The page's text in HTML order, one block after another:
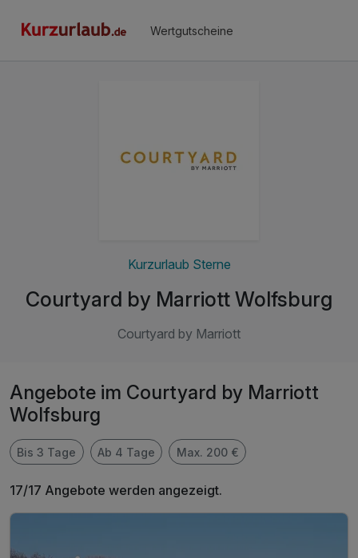
Wertgutscheine
Kurzurlaub Sterne
Courtyard by Marriott Wolfsburg
Courtyard by Marriott
Angebote im Courtyard by Marriott
Wolfsburg
Bis 3 Tage Ab 4 Tage Max. 200 €
17/17 Angebote werden angezeigt.